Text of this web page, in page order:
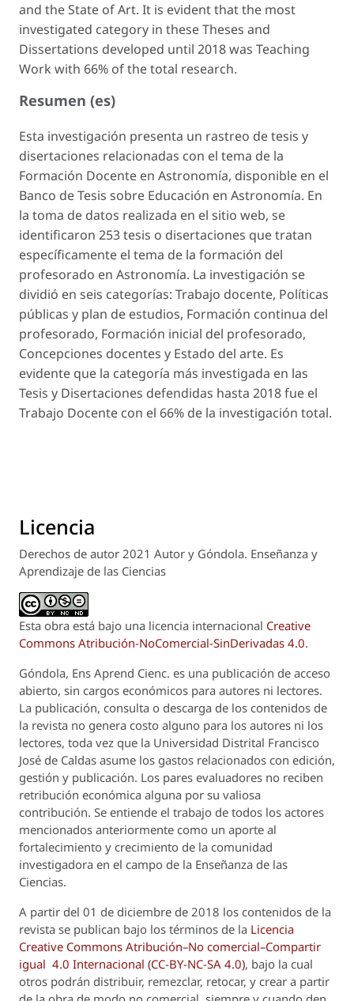
and the State of Art. It is evident that the most
investigated category in these Theses and
Dissertations developed until 2018 was Teaching
Work with 66% of the total research.
Resumen (es)
Esta investigación presenta un rastreo de tesis y
disertaciones relacionadas con el tema de la
Formación Docente en Astronomía, disponible en el
Banco de Tesis sobre Educación en Astronomía. En
la toma de datos realizada en el sitio web, se
identificaron 253 tesis o disertaciones que tratan
específicamente el tema de la formación del
profesorado en Astronomía. La investigación se
dividió en seis categorías: Trabajo docente, Políticas
públicas y plan de estudios, Formación continua del
profesorado, Formación inicial del profesorado,
Concepciones docentes y Estado del arte. Es
evidente que la categoría más investigada en las
Tesis y Disertaciones defendidas hasta 2018 fue el
Trabajo Docente con el 66% de la investigación total.
Licencia
Derechos de autor 2021 Autor y Góndola. Enseñanza y
Aprendizaje de las Ciencias
Esta obra está bajo una licencia internacional Creative
Commons Atribución-NoComercial-SinDerivadas 4.0.
Góndola, Ens Aprend Cienc. es una publicación de acceso
abierto, sin cargos económicos para autores ni lectores.
La publicación, consulta o descarga de los contenidos de
la revista no genera costo alguno para los autores ni los
lectores, toda vez que la Universidad Distrital Francisco
José de Caldas asume los gastos relacionados con edición,
gestión y publicación. Los pares evaluadores no reciben
retribución económica alguna por su valiosa
contribución. Se entiende el trabajo de todos los actores
mencionados anteriormente como un aporte al
fortalecimiento y crecimiento de la comunidad
investigadora en el campo de la Enseñanza de las
Ciencias.
A partir del 01 de diciembre de 2018 los contenidos de la
revista se publican bajo los términos de la Licencia
Creative Commons Atribución–No comercial–Compartir
igual 4.0 Internacional (CC-BY-NC-SA 4.0), bajo la cual
otros podrán distribuir, remezclar, retocar, y crear a partir